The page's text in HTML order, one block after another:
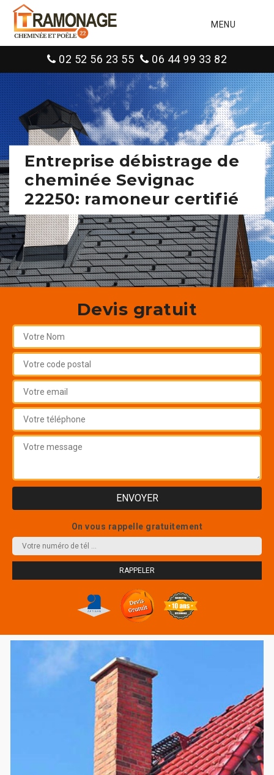
MENU
02 52 56 23 55 06 44 99 33 82
Entreprise débistrage de
cheminée Sevignac
22250: ramoneur certifié
Devis gratuit
On vous rappelle gratuitement